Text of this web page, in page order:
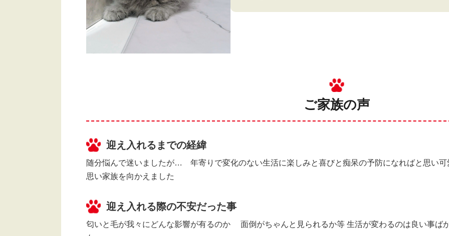
ご家族の声
迎え入れるまでの経緯
随分悩んで迷いましたが… 年寄りで変化のない生活に楽しみと喜びと痴呆の予防になればと思い
思い家族を向かえました
迎え入れる際の不安だった事
匂いと毛が我々にどんな影響が有るのか 面倒がちゃんと見られるか等 生活が変わるのは良い事ば